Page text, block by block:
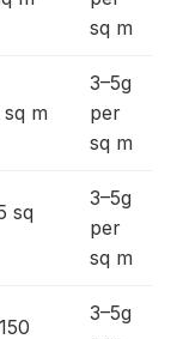
sq m
sq m
3–5g
per
sq m
sq
3–5g
per
sq m
3–5g